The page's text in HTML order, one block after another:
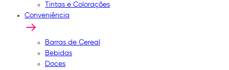
Tintas e Colorações
Conveniência
Barras de Cereal
Bebidas
Doces